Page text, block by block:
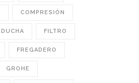
COMPRESIÓN
DUCHA FILTRO
FREGADERO
GROHE